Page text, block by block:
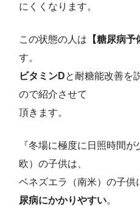
にくくなります。
この状態の人は 【糖尿病予
す。
ビタミンDと耐糖能改善を
ので紹介させて
頂きます。
『冬場に極度に日照時間
欧）の子供は、
ベネズエラ（南米）の子供
尿病にかかりやすい。